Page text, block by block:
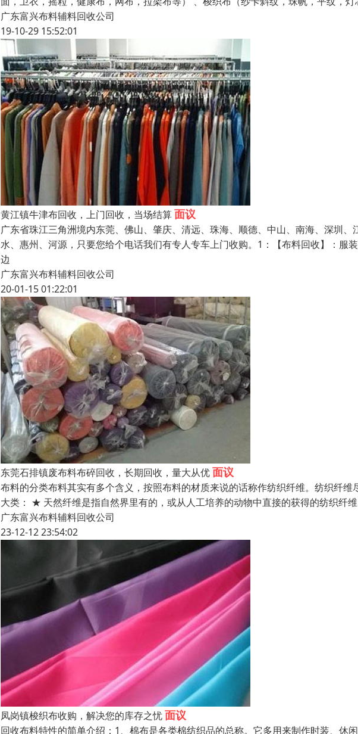
广东富兴布料辅料回收公司
19-10-29 15:52:01
黄江镇牛津布回收，上门回收，当场结算面议
广东省珠江三角洲境内东莞、佛山、肇庆、清远、珠海、顺德、中山、南海、深圳
水、惠州、河源，只要您给个电话我们有专人专车上门收购。1：【布料回收】：服
边
广东富兴布料辅料回收公司
20-01-15 01:22:01
东莞石排镇废布料布碎回收，长期回收，量大从优面议
布料的分类布料其实有多个含义，按照布料的材质来说的话称作纺织纤维。纺织纤
大类： ★ 天然纤维是指自然界里有的，或从人工培养的动物中直接的获得的纺织纤
广东富兴布料辅料回收公司
23-12-12 23:54:02
凤岗镇梭织布收购，解决您的库存之忧面议
回收布料特性的简单介绍：1、棉布是各类棉纺织品的总称。它多用来制作时装、休